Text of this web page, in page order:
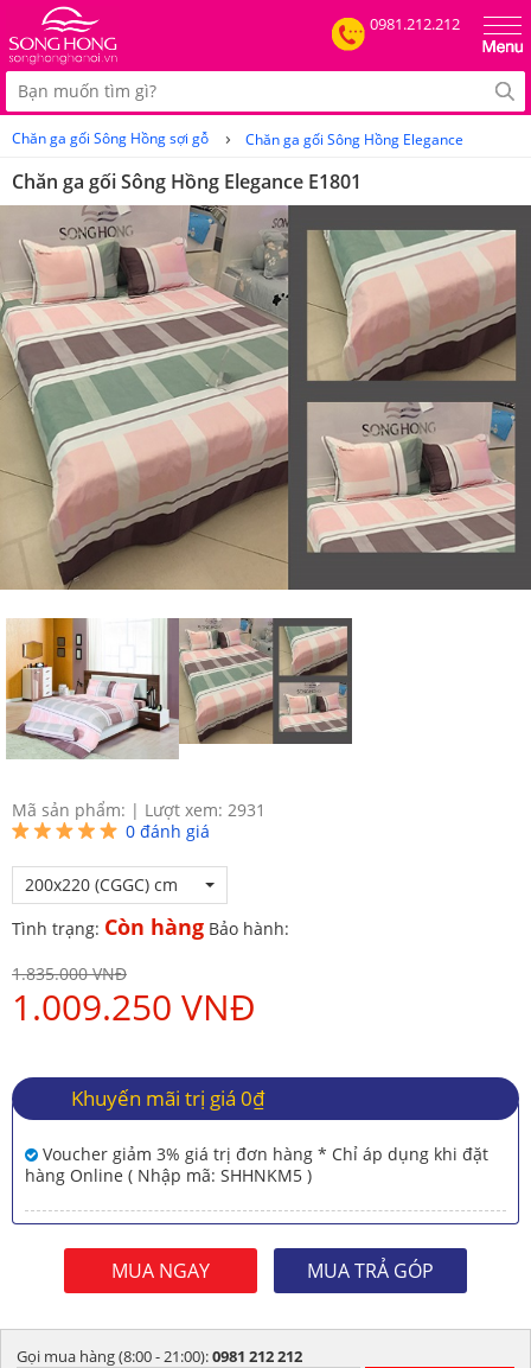
0981.212.212
Chăn ga gối Sông Hồng sợi gỗ › Chăn ga gối Sông Hồng Elegance
Chăn ga gối Sông Hồng Elegance E1801
Mã sản phẩm: | Lượt xem: 2931
0 đánh giá
200x220 (CGGC) cm
Tình trạng: Còn hàng Bảo hành:
1.835.000 VNĐ
1.009.250 VNĐ
Khuyến mãi trị giá 0₫
Voucher giảm 3% giá trị đơn hàng * Chỉ áp dụng khi đặt
hàng Online ( Nhập mã: SHHNKM5 )
MUA NGAY MUA TRẢ GÓP
Gọi mua hàng (8:00 - 21:00):0981 212 212